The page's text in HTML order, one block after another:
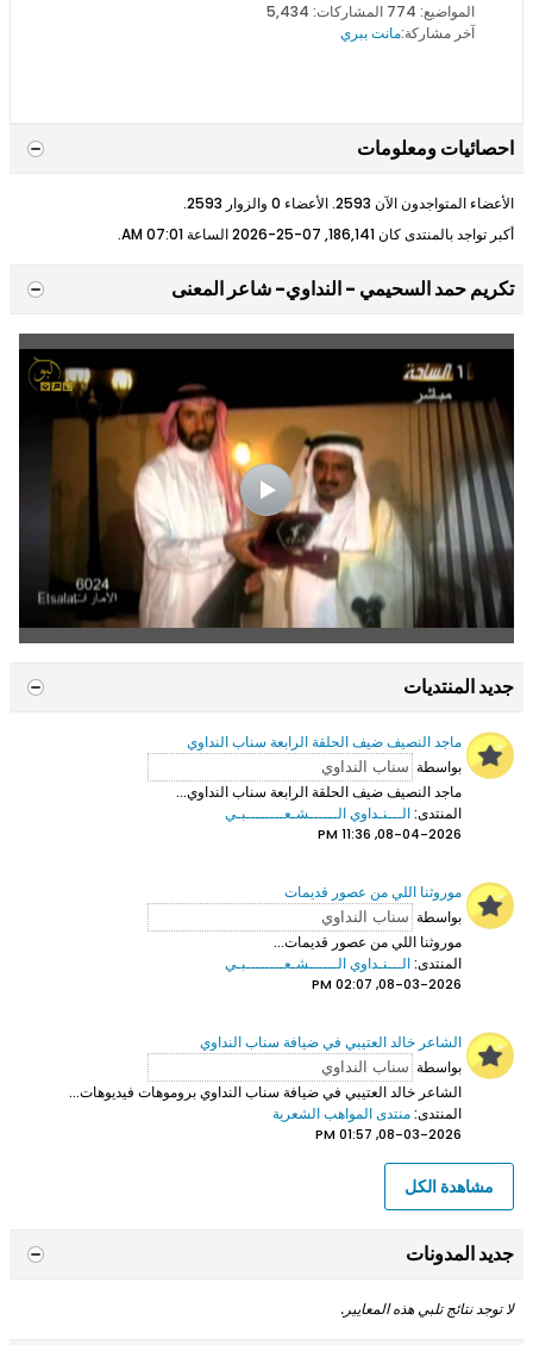
المواضيع: 774 المشاركات: 5,434
آخر مشاركة:مانت ببري
احصائيات ومعلومات
الأعضاء المتواجدون الآن 2593. الأعضاء 0 والزوار 2593.
أكبر تواجد بالمنتدى كان 186,141, 07-25-2026 الساعة
07:01 AM
.
تكريم حمد السحيمي - النداوي- شاعر المعنى
جديد المنتديات
ماجد النصيف ضيف الحلقة الرابعة سناب النداوي
بواسطة
ماجد النصيف ضيف الحلقة الرابعة سناب النداوي...
المنتدى:الـــنـداوي الــــــشـعــــــــبـي
08-04-2026, 11:36 PM
موروثنا اللي من عصور قديمات
بواسطة
موروثنا اللي من عصور قديمات...
المنتدى:الـــنـداوي الــــــشـعــــــــبـي
08-03-2026, 02:07 PM
الشاعر خالد العتيبي في ضيافة سناب النداوي
بواسطة
الشاعر خالد العتيبي في ضيافة سناب النداوي بروموهات فيديوهات...
المنتدى:منتدى المواهب الشعرية
08-03-2026, 01:57 PM
مشاهدة الكل
جديد المدونات
لا توجد نتائج تلبي هذه المعايير.